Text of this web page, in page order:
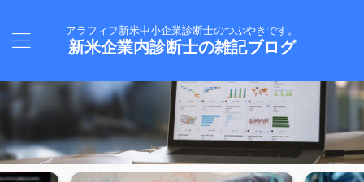
アラフィフ新米中小企業診断士のつぶやきです。
新米企業内診断士の雑記ブログ